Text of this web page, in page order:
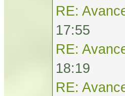
RE:
17:55
RE:
18:19
RE: